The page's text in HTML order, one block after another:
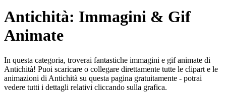
Antichità: Immagini & Gif
Animate
In questa categoria, troverai fantastiche immagini e gif animate di
Antichità! Puoi scaricare o collegare direttamente tutte le clipart e le
animazioni di Antichità su questa pagina gratuitamente - potrai
vedere tutti i dettagli relativi cliccando sulla grafica.